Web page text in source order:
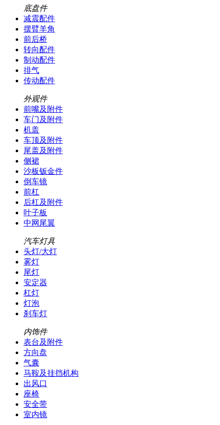
底盘件
减震配件
摆臂羊角
前后桥
转向配件
制动配件
排气
传动配件
外观件
前嘴及附件
车门及附件
机盖
车顶及附件
尾盖及附件
侧裙
沙板钣金件
倒车镜
前杠
后杠及附件
叶子板
中网尾翼
汽车灯具
头灯/大灯
雾灯
尾灯
安定器
杠灯
灯泡
刹车灯
内饰件
表台及附件
方向盘
气囊
马鞍及挂挡机构
出风口
座椅
安全带
室内镜